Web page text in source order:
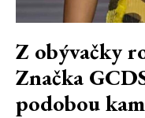
Z obývačky
Značka
podobou